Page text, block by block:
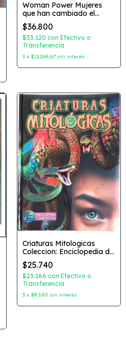
Woman Power Mujeres
que han cambiado el
mundo Autor: Rebecca
June Dibujante: Ximo
Abadia Editorial: Zahari
$36.800
$33.120 con Efectivo o
Transferencia
3 x $12.266,67 sin interés
Criaturas Mitologicas
Coleccion: Enciclopedia de
lo Fantastico Editorial:
Latinbooks
$25.740
$23.166 con Efectivo o
Transferencia
3 x $8.580 sin interés